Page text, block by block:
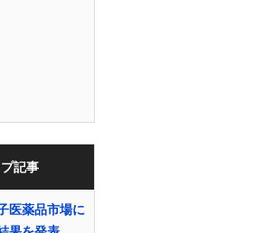
記事
医薬品市場に